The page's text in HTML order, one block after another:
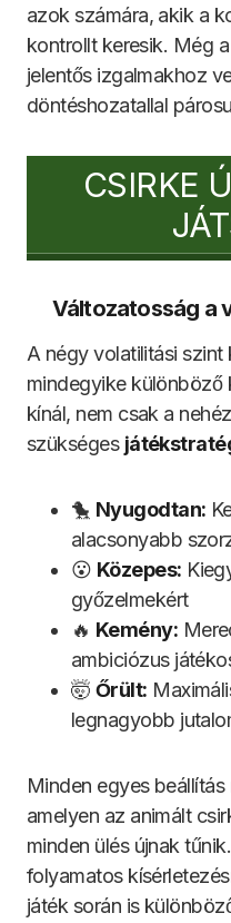
azok számára, akik a
kontrollt keresik. Még
jelentős izgalmakhoz
döntéshozatallal
CSIRKE
Változatosság a
A négy volatilitási
mindegyike
kínál, nem csak a
szükséges
🐤 Nyugodtan:
alacsonyabb
😮 Közepes:
győzelmekért
🔥 Kemény:
ambiciózus
🤯 Őrült:
legnagyobb
Minden egyes
amelyen az animált
minden ülés újnak
folyamatos
játék során is